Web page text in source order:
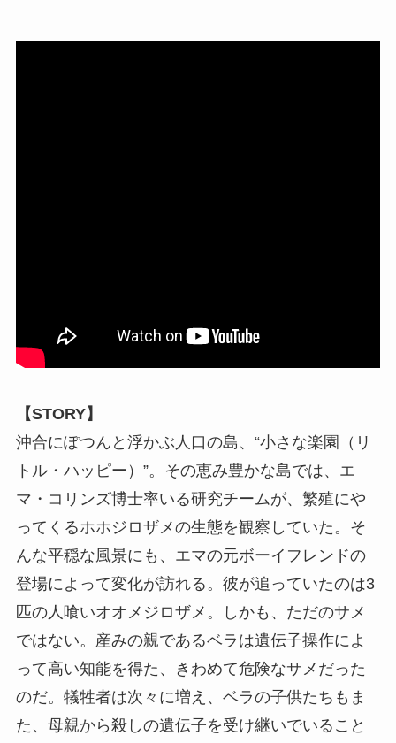
【STORY】
沖合にぽつんと浮かぶ人口の島、“小さな楽園（リ
トル・ハッピー）”。その恵み豊かな島では、エ
マ・コリンズ博士率いる研究チームが、繁殖にや
ってくるホホジロザメの生態を観察していた。そ
んな平穏な風景にも、エマの元ボーイフレンドの
登場によって変化が訪れる。彼が追っていたのは3
匹の人喰いオオメジロザメ。しかも、ただのサメ
ではない。産みの親であるベラは遺伝子操作によ
って高い知能を得た、きわめて危険なサメだった
のだ。犠牲者は次々に増え、ベラの子供たちもま
た、母親から殺しの遺伝子を受け継いでいること